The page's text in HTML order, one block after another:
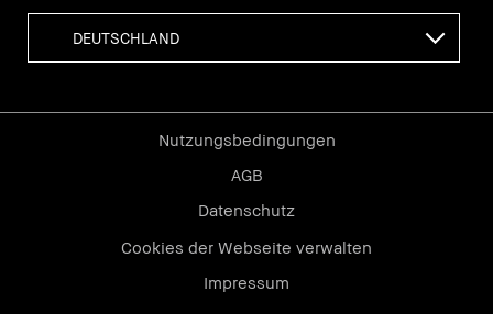
Nutzungsbedingungen
AGB
Datenschutz
Cookies der Webseite verwalten
Impressum